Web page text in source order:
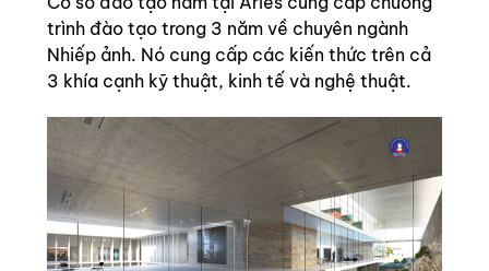
trình đào tạo trong 3 năm về chuyên ngành
Nhiếp ảnh. Nó cung cấp các kiến thức trên cả
3 khía cạnh kỹ thuật, kinh tế và nghệ thuật.